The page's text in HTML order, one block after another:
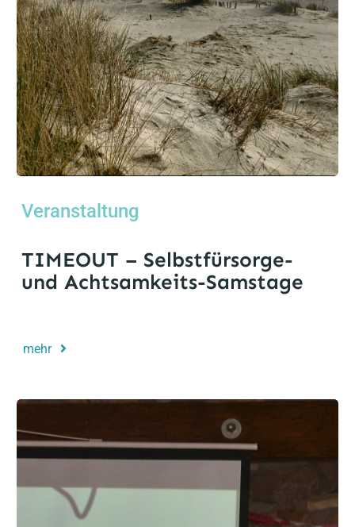
Veranstaltung
TIMEOUT – Selbstfürsorge-
und Achtsamkeits-Samstage
mehr